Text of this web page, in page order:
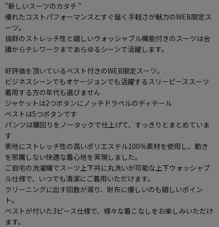
"新しいスーツのカタチ "
優れたコストパフォーマンスとすぐ届く手軽さが魅力のWEB限定ス
ーツ。
抜群のストレッチ性と嬉しいウォッシャブル機能付きのスーツは会
議からテレワークまであらゆるシーンで活躍します。
好評価を頂いているベスト付きのWEB限定スーツ。
ビジネスシーンでもオケージョンでも活躍するスリーピーススーツ
着用する方の年代も選びません
ジャケットは2つボタンにノッチドラペルのディテール
ベストは5つボタンです
パンツは腰回りをノータックで仕上げて、すっきりとまとめていま
す
表地にストレッチ性の高いポリエステル100％素材を使用し、動き
を邪魔しない快適な着心地を実現しました。
ご自宅の洗濯機でスーツ上下共に丸洗いが可能な上下ウォッシャブ
ル仕様で、いつでも清潔にご着用いただけます。
クリーニングに出す回数が減り、財布に優しいのも嬉しいポイン
ト。
ベストが付いた3ピース仕様で、様々な着こなしをお楽しみいただけ
ます。